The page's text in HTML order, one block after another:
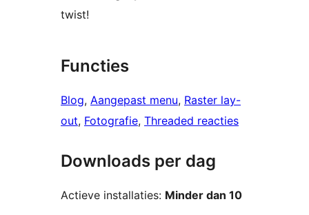
twist!
Functies
Blog, Aangepast menu, Raster lay-
out, Fotografie, Threaded reacties
Downloads per dag
Actieve installaties: Minder dan 10